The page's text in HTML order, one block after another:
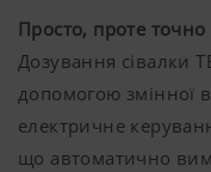
Просто, проте точно
Дозування сівалки
допомогою змінної
електричне
що автоматично